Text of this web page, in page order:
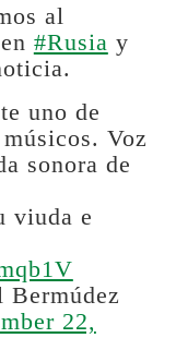
al
#Rusia y
uno de
Voz
sonora de
viuda e
22,